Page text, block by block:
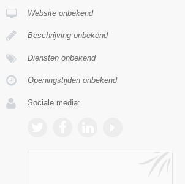
Website onbekend
Beschrijving onbekend
Diensten onbekend
Openingstijden onbekend
Sociale media: